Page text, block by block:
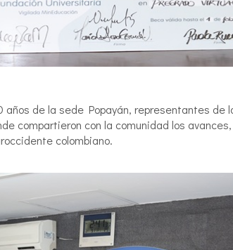
años de la sede Popayán, representantes de
compartieron con la comunidad los
colombiano.